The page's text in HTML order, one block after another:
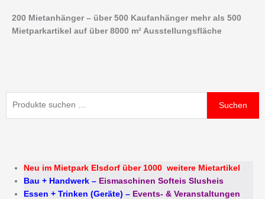
Inhalt
springen
200 Mietanhänger – über 500 Kaufanhänger mehr als 500
Mietparkartikel auf über 8000 m² Ausstellungsfläche
Suchen
Neu im Mietpark Elsdorf über 1000 weitere Mietartikel
Bau + Handwerk – Eismaschinen Softeis Slusheis
Essen + Trinken (Geräte) – Events- & Veranstaltungen